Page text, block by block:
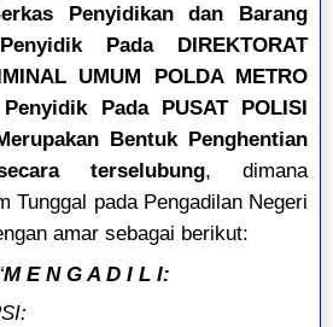
Penyidikan dan Barang
Pada DIREKTORAT
UMUM POLDA METRO
Pada PUSAT POLISI
Bentuk Penghentian
terselubung, dimana
Tunggal pada Pengadilan Negeri
amar sebagai berikut:
M E N G A D I L I: